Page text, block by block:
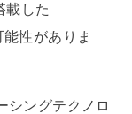
載した
性がありま
シングテクノロ